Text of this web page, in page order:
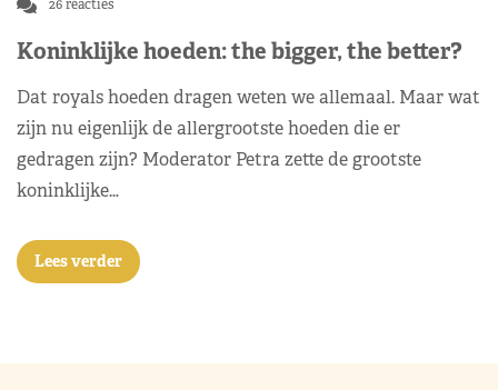
26 reacties
Koninklijke hoeden: the bigger, the better?
Dat royals hoeden dragen weten we allemaal. Maar wat
zijn nu eigenlijk de allergrootste hoeden die er
gedragen zijn? Moderator Petra zette de grootste
koninklijke…
Lees verder